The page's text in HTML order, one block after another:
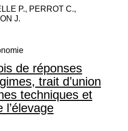
P., PERROT C.,
J.
de réponses
trait d’union
techniques et
l’élevage